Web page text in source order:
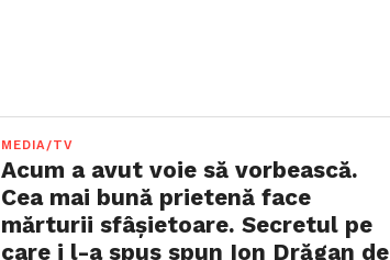
MEDIA/TV
Acum a avut voie să vorbească.
Cea mai bună prietenă face
mărturii sfâşietoare. Secretul pe
care i l-a spus spun Ion Drăgan de